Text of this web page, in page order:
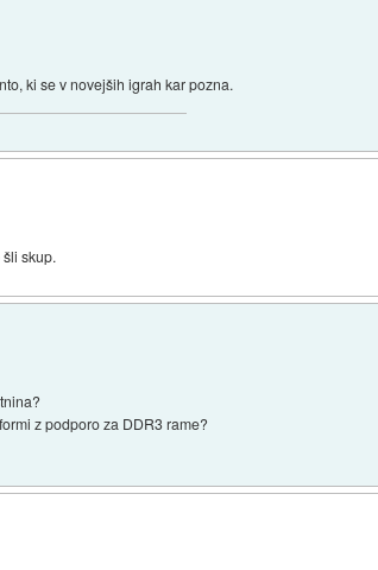
ki se v novejših igrah kar pozna.
skup.
z podporo za DDR3 rame?